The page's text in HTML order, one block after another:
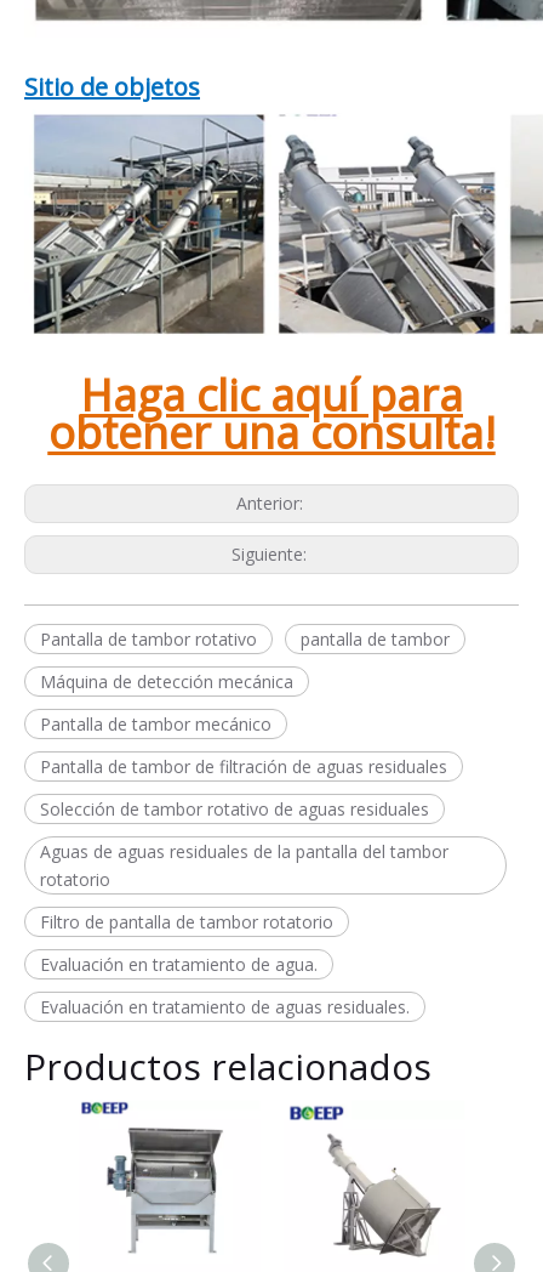
Sitio de objetos
Haga clic aquí para
obtener una consulta!
Anterior:
Siguiente:
Pantalla de tambor rotativo
pantalla de tambor
Máquina de detección mecánica
Pantalla de tambor mecánico
Pantalla de tambor de filtración de aguas residuales
Solección de tambor rotativo de aguas residuales
Aguas de aguas residuales de la pantalla del tambor
rotatorio
Filtro de pantalla de tambor rotatorio
Evaluación en tratamiento de agua.
Evaluación en tratamiento de aguas residuales.
Productos relacionados